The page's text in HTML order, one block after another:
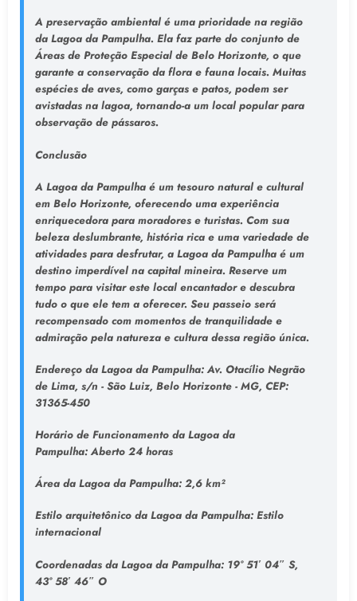
A preservação ambiental é uma prioridade na região
da Lagoa da Pampulha. Ela faz parte do conjunto de
Áreas de Proteção Especial de Belo Horizonte, o que
garante a conservação da flora e fauna locais. Muitas
espécies de aves, como garças e patos, podem ser
avistadas na lagoa, tornando-a um local popular para
observação de pássaros.
Conclusão
A Lagoa da Pampulha é um tesouro natural e cultural
em Belo Horizonte, oferecendo uma experiência
enriquecedora para moradores e turistas. Com sua
beleza deslumbrante, história rica e uma variedade de
atividades para desfrutar, a Lagoa da Pampulha é um
destino imperdível na capital mineira. Reserve um
tempo para visitar este local encantador e descubra
tudo o que ele tem a oferecer. Seu passeio será
recompensado com momentos de tranquilidade e
admiração pela natureza e cultura dessa região única.
Endereço da Lagoa da Pampulha: Av. Otacílio Negrão
de Lima, s/n - São Luiz, Belo Horizonte - MG, CEP:
31365-450
Horário de Funcionamento da Lagoa da
Pampulha:Aberto 24 horas
Área da Lagoa da Pampulha:2,6 km²
Estilo arquitetônico da Lagoa da Pampulha:Estilo
internacional
Coordenadas da Lagoa da Pampulha:19° 51′ 04″ S,
43° 58′ 46″ O